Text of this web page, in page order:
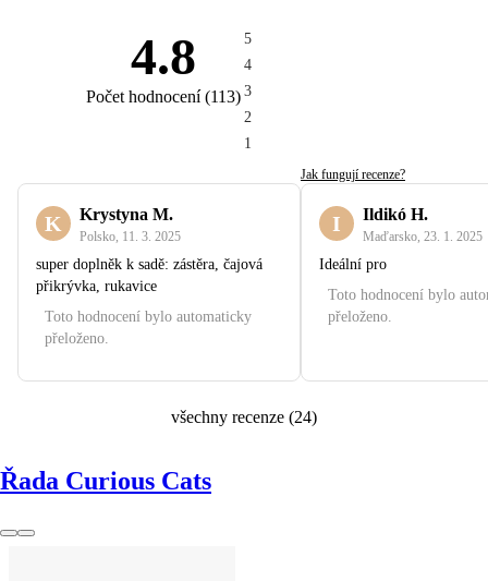
4.8
Počet hodnocení(113)
5
4
3
2
1
Jak fungují recenze?
K Krystyna M.
Polsko 11. 3. 2025
super doplněk k sadě: zástěra, čajová
přikrývka, rukavice
Toto hodnocení bylo automaticky
přeloženo.
I Ildikó H.
Maďarsko 23. 1. 2025
Ideální pro
Toto hodnocení bylo
přeloženo.
všechny recenze (24)
Řada Curious Cats